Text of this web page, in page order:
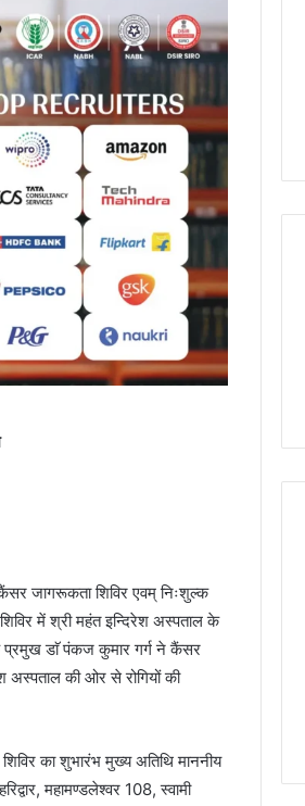
जागरूकता शिविर एवम् निःशुल्क
में श्री महंत इन्दिरेश अस्पताल के
के प्रमुख डाॅ पंकज कुमार गर्ग ने कैंसर
अस्पताल की ओर से रोगियों की
का शुभारंभ मुख्य अतिथि माननीय
महामण्डलेश्वर 108, स्वामी